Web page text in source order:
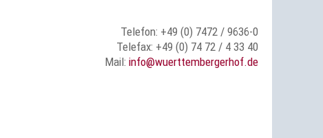
Telefon: +49 (0) 7472 / 9636-0
Telefax: +49 (0) 74 72 / 4 33 40
Mail: info@wuerttembergerhof.de